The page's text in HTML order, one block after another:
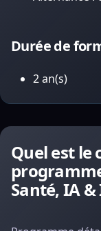
Durée de
2 an(s)
Quel est le
Santé, IA &